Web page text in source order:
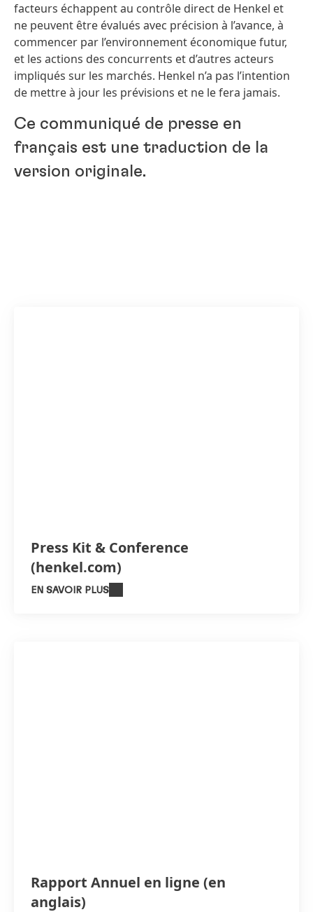
facteurs échappent au contrôle direct de Henkel et
ne peuvent être évalués avec précision à l’avance, à
commencer par l’environnement économique futur,
et les actions des concurrents et d’autres acteurs
impliqués sur les marchés. Henkel n’a pas l’intention
de mettre à jour les prévisions et ne le fera jamais.
Ce communiqué de presse en
français est une traduction de la
version originale.
Press Kit & Conference
(henkel.com)
EN SAVOIR PLUS
Rapport Annuel en ligne (en
anglais)